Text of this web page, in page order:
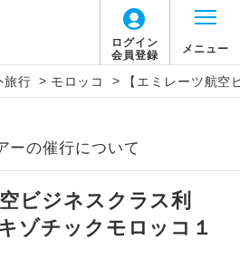
ログイン
会員登録
メニュー
旅行 > モロッコ > 【エミレーツ航
ーの催行について
ビジネスクラス利
ゾチックモロッコ１
チャージは含まれており
いが必要となります。
05/27現在）
ャージは変更になる場合
料金は含まれておりませ
要となります。
使用料】
円、子供（2歳以上12
発地から追加代金でご参
、ご手配の可否は後日回答さ
着ありとは
説明
出発空港（駅）から復路到着空港
駅）まで同行します。
到着後、現地係員が同行しお世話い
します。